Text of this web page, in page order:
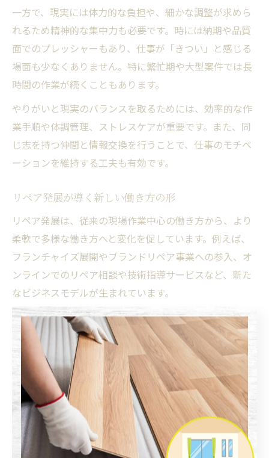
一方で、現実には体力的な負担や、細かな調整が求めら
れるため精神的な集中力も必要です。時には納期や品質
面でのプレッシャーもあり、仕事が「きつい」と感じる
場面も少なくありません。特に繁忙期や大型案件では長
時間の作業が続くこともあります。
やりがいと現実のバランスを取るためには、効率的な作
業手順や体調管理、ストレスケアが重要です。また、同
じ志を持つ仲間と情報交換を行うことで、仕事のモチベ
ーションを維持する工夫も有効です。
リペア発展が導く新しい働き方の形
リペア発展は、従来の現場作業中心の働き方から、より
柔軟で多様な働き方へと変化を促しています。例えば、
フランチャイズ展開やブランドリペア事業への参入、オ
ンラインでのリペア相談や技術指導サービスなど、新た
なビジネスモデルが生まれています。
また、住宅リペアスクールの普及により、未経験者や女
性、シニア層でも参入しやすくなっており、幅広い年齢
層が活躍できる環境が整っています。働き方の多様化に
より、ライフスタイルや希望に合わせたキャリア設計が
可能です。
今後は、デジタル技術の活用やリモートワークとの連携
など、さらに革新的な働き方が期待されています。自分
に合った働き方を模索し続けることが、リペア発展時代